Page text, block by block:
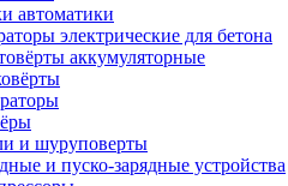
автоматики
электрические для бетона
аккумуляторные
и шуруповерты
и пуско-зарядные устройства